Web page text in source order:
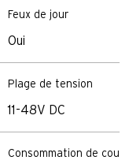
Feux de jour
Oui
Plage de tension
11-48V DC
Consommation de